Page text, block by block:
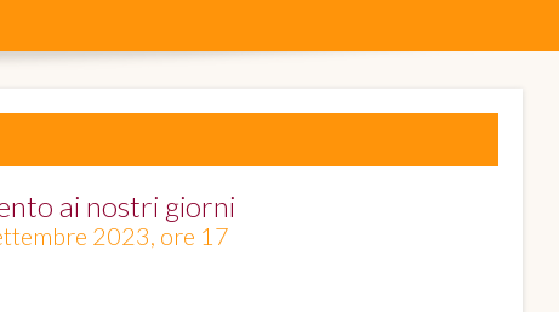
ai nostri giorni
2023, ore 17